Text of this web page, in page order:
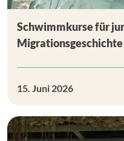
Schwimmkurse für
Migrationsgeschichte
15. Juni 2026